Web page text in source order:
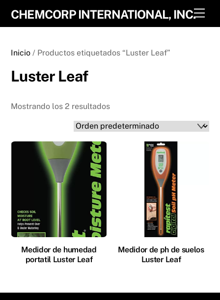
CHEMCORP INTERNATIONAL, INC.
Inicio / Productos etiquetados “Luster Leaf”
Luster Leaf
Mostrando los 2 resultados
Medidor de humedad
portatil Luster Leaf
Medidor de ph de suelos
Luster Leaf